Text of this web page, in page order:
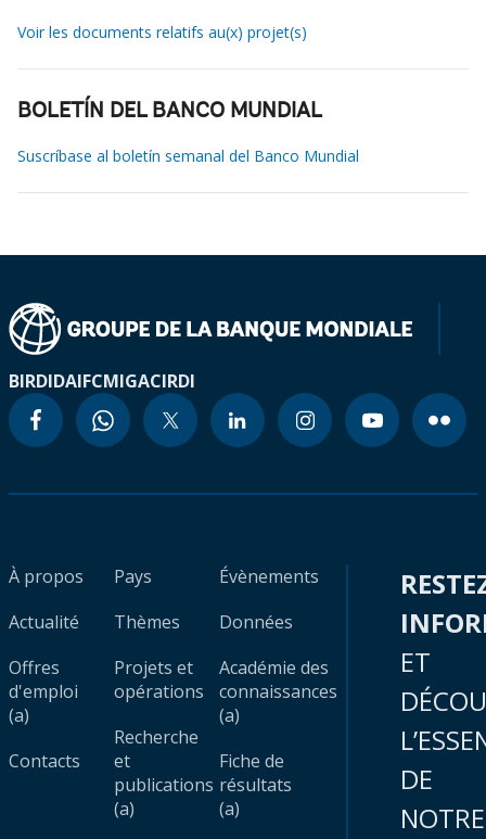
Voir les documents relatifs au(x) projet(s)
BOLETÍN DEL BANCO MUNDIAL
Suscríbase al boletín semanal del Banco Mundial
BIRDIDAIFCMIGACIRDI
À propos
Actualité
Offres
d'emploi
(a)
Contacts
Pays
Thèmes
Projets et
opérations
Recherche
et
publications
(a)
Évènements
Données
Académie des
connaissances
(a)
Fiche de
résultats
(a)
ET
DE
NOTRE